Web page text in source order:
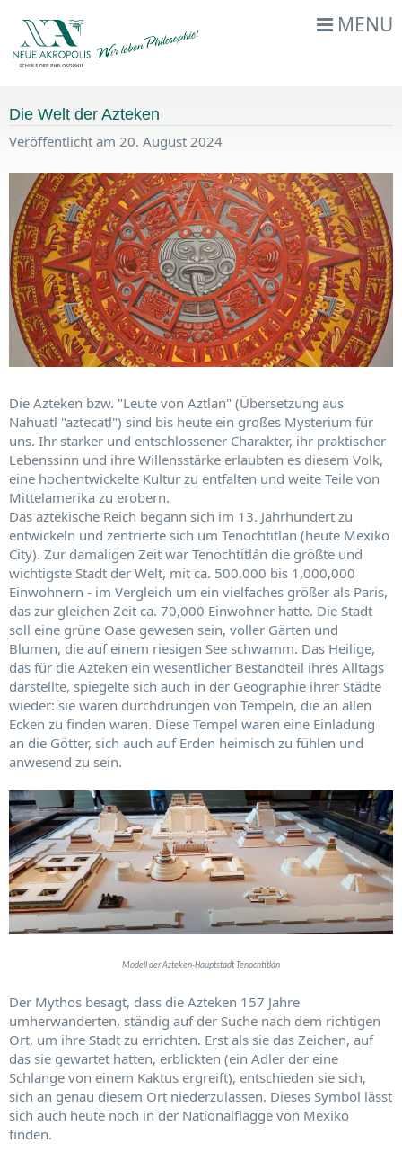
MENU
Die Welt der Azteken
Veröffentlicht am 20. August 2024
Die Azteken bzw. "Leute von Aztlan" (Übersetzung aus
Nahuatl "aztecatl") sind bis heute ein großes Mysterium für
uns. Ihr starker und entschlossener Charakter, ihr praktischer
Lebenssinn und ihre Willensstärke erlaubten es diesem Volk,
eine hochentwickelte Kultur zu entfalten und weite Teile von
Mittelamerika zu erobern.
Das aztekische Reich begann sich im 13. Jahrhundert zu
entwickeln und zentrierte sich um Tenochtitlan (heute Mexiko
City). Zur damaligen Zeit war Tenochtitlán die größte und
wichtigste Stadt der Welt, mit ca. 500,000 bis 1,000,000
Einwohnern - im Vergleich um ein vielfaches größer als Paris,
das zur gleichen Zeit ca. 70,000 Einwohner hatte. Die Stadt
soll eine grüne Oase gewesen sein, voller Gärten und
Blumen, die auf einem riesigen See schwamm. Das Heilige,
das für die Azteken ein wesentlicher Bestandteil ihres Alltags
darstellte, spiegelte sich auch in der Geographie ihrer Städte
wieder: sie waren durchdrungen von Tempeln, die an allen
Ecken zu finden waren. Diese Tempel waren eine Einladung
an die Götter, sich auch auf Erden heimisch zu fühlen und
anwesend zu sein.
Modell der Azteken-Hauptstadt Tenochtitlán
Der Mythos besagt, dass die Azteken 157 Jahre
umherwanderten, ständig auf der Suche nach dem richtigen
Ort, um ihre Stadt zu errichten. Erst als sie das Zeichen, auf
das sie gewartet hatten, erblickten (ein Adler der eine
Schlange von einem Kaktus ergreift), entschieden sie sich,
sich an genau diesem Ort niederzulassen. Dieses Symbol lässt
sich auch heute noch in der Nationalflagge von Mexiko
finden.